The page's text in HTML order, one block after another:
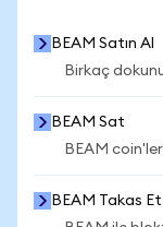
BEAM Satın Al
Birkaç
BEAM Sat
BEAM
BEAM Takas Et